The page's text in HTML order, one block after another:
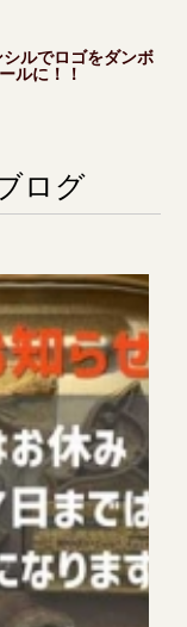
ルでロゴをダンボ
ールに！！
ログ